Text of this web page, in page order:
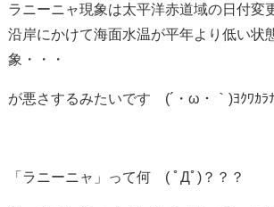
ラニーニャ現象は太平洋赤道域の日付変
沿岸にかけて海面水温が平年より低い状
象・・・
が悪さするみたいです (´・ω・｀)ﾖｸﾜｶﾗ
「ラニーニャ」って何 ( ﾟДﾟ)？？？